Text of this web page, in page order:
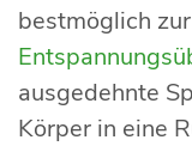
bestmöglich
ausgedehnte
Körper in eine